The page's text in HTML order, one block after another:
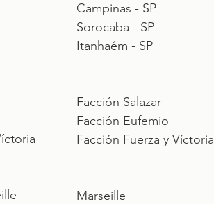
Campinas - SP
Sorocaba - SP
Itanhaém - SP
Facción Salazar
Facción Eufemio
Facción Fuerza y Víctoria
Marseille